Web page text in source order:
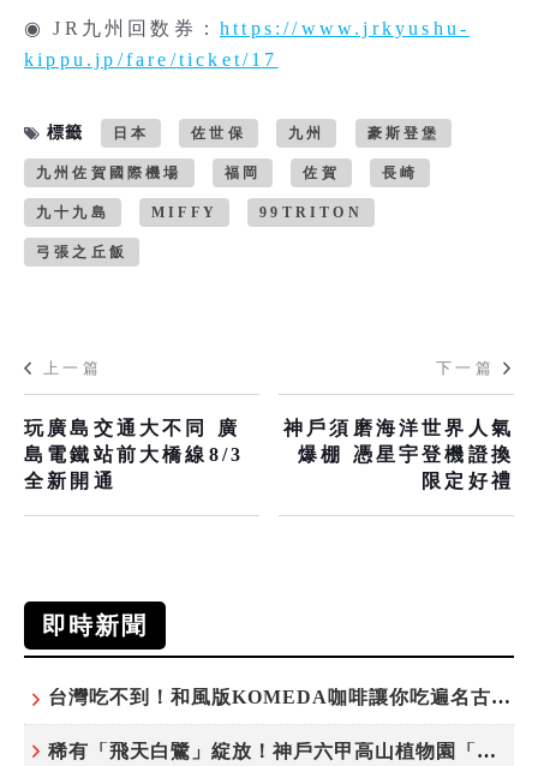
◉ JR九州回数券： https://www.jrkyushu-
kippu.jp/fare/ticket/17
標籤 日本 佐世保 九州 豪斯登堡
九州佐賀國際機場 福岡 佐賀 長崎
九十九島 MIFFY 99TRITON
弓張之丘飯
上一篇
玩廣島交通大不同 廣
島電鐵站前大橋線8/3
全新開通
下一篇
神戶須磨海洋世界人氣
爆棚 憑星宇登機證換
限定好禮
即時新聞
台灣吃不到！和風版KOMEDA咖啡讓你吃遍名古屋在地美食
稀有「飛天白鷺」綻放！神戶六甲高山植物園「鷺草」珍貴現身